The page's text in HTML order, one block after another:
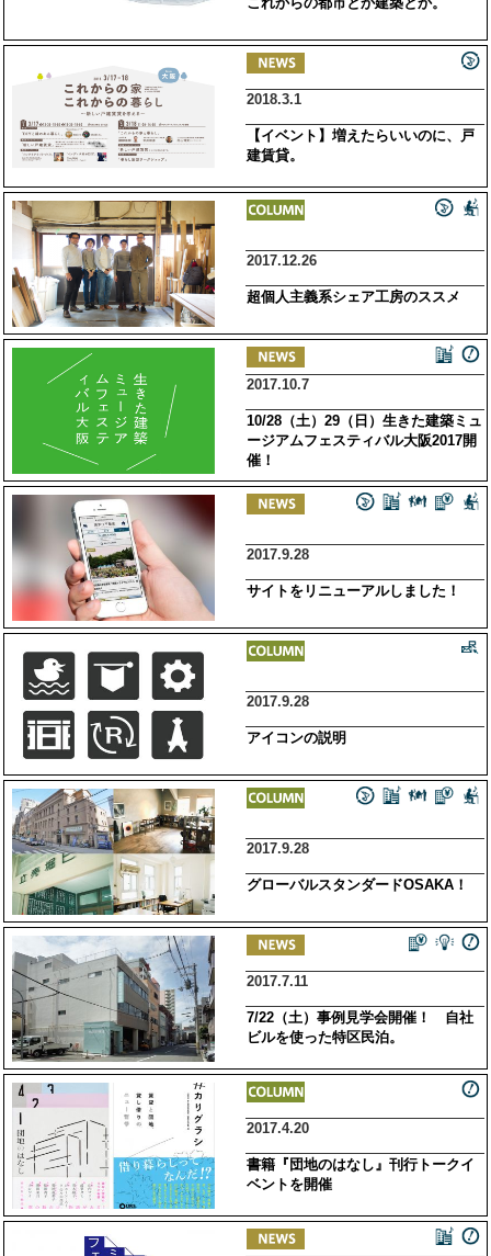
2018.3.1
【イベント】増えたらいいのに、戸
建賃貸。
2017.12.26
超個人主義系シェア工房のススメ
2017.10.7
10/28（土）29（日）生きた建築ミュ
ージアムフェスティバル大阪2017開
催！
2017.9.28
サイトをリニューアルしました！
2017.9.28
アイコンの説明
2017.9.28
グローバルスタンダードOSAKA！
2017.7.11
7/22（土）事例見学会開催！ 自社
ビルを使った特区民泊。
2017.4.20
書籍『団地のはなし』刊行トークイ
ベントを開催